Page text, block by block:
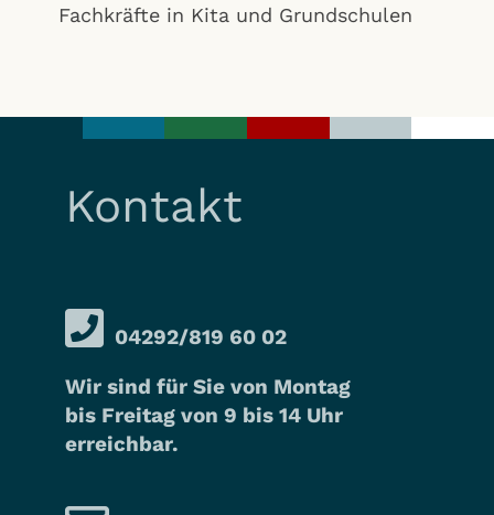
Fachkräfte in Kita und Grundschulen
Kontakt
04292/819 60 02
Wir sind für Sie von Montag
bis Freitag von 9 bis 14 Uhr
erreichbar.